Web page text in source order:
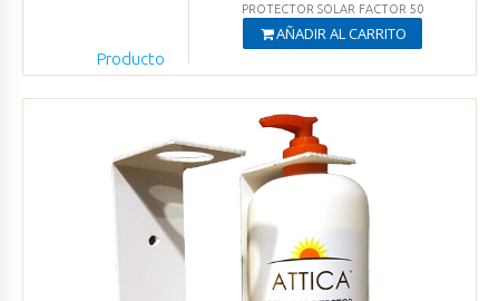
PROTECTOR SOLAR FACTOR 50
AÑADIR AL CARRITO
Producto
Ver productos